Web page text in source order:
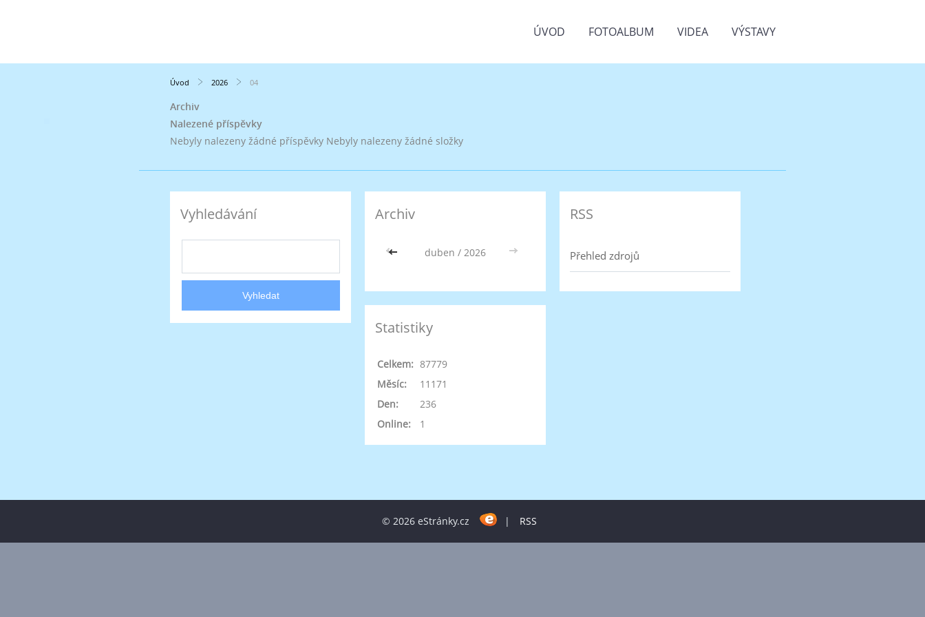
ÚVOD FOTOALBUM VIDEA VÝSTAVY
Úvod 2026 04
Archiv
Nalezené příspěvky
Nebyly nalezeny žádné příspěvky Nebyly nalezeny žádné složky
Vyhledávání Archiv
<< duben / 2026 >>
RSS
Přehled zdrojů
Statistiky
Online: 1
Celkem: 87779
Měsíc:
11171
Den:
236
© 2026 eStránky.cz | RSS